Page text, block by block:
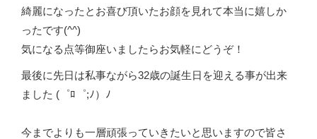
綺麗になったとお喜び頂いたお顔を見れて本当に嬉しか
ったです(^^)
気になる点等御座いましたらお気軽にどうぞ！
最後に先日は私事ながら32歳の誕生日を迎える事が出来
ました (゜ﾛ゜;ﾉ）ﾉ
今までよりも一層頑張っていきたいと思いますので皆さ